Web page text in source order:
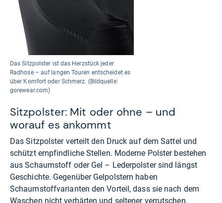
Das Sitzpolster ist das Herzstück jeder
Radhose – auf langen Touren entscheidet es
über Komfort oder Schmerz. (Bildquelle:
gorewear.com)
Sitzpolster: Mit oder ohne – und
worauf es ankommt
Das Sitzpolster verteilt den Druck auf dem Sattel und
schützt empfindliche Stellen. Moderne Polster bestehen
aus Schaumstoff oder Gel – Lederpolster sind längst
Geschichte. Gegenüber Gelpolstern haben
Schaumstoffvarianten den Vorteil, dass sie nach dem
Waschen nicht verhärten und seltener verrutschen.